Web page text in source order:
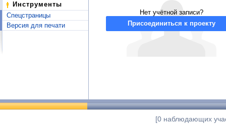
Инструменты
Спецстраницы
Версия для печати
Нет учётной записи?
Присоединиться к проекту
[0 наблюдающих